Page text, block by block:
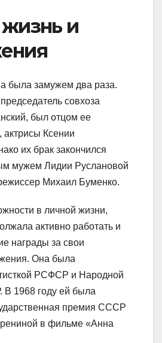
и
была замужем два раза.
совхоза
был отцом ее
актрисы Ксении
их брак закончился
мужем Лидии Руслановой
Михаил Буменко.
в личной жизни,
активно работать и
награды за свои
Она была
РСФСР и Народной
В 1968 году ей была
премия СССР
в фильме «Анна